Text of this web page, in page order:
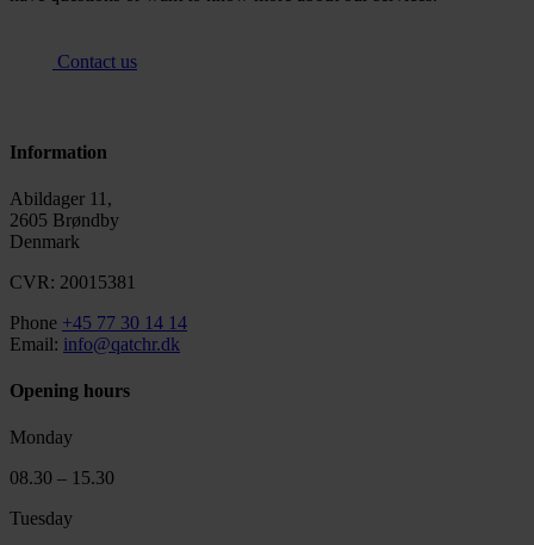
Contact us
Information
Abildager 11,
2605 Brøndby
Denmark
CVR: 20015381
Phone +45 77 30 14 14
Email: info@qatchr.dk
Opening hours
Monday
08.30 – 15.30
Tuesday